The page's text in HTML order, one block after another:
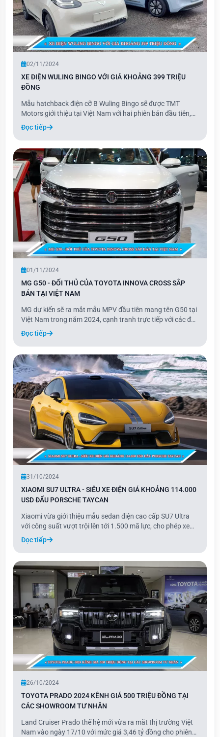
02/11/2024
XE ĐIỆN WULING BINGO VỚI GIÁ KHOẢNG 399 TRIỆU
ĐỒNG
Mẫu hatchback điện cỡ B Wuling Bingo sẽ được TMT
Motors giới thiệu tại Việt Nam với hai phiên bản đầu tiên,
gồm bản 333 km với pin 31,9 kWh và bản 410 km với pin
37,9 kWh, có giá lần lượt là 399 và 469 triệu đồng. Hai
phiên bản khác, với quãng đường 203 k
Đọc tiếp
01/11/2024
MG G50 - ĐỐI THỦ CỦA TOYOTA INNOVA CROSS SẮP
BÁN TẠI VIỆT NAM
MG dự kiến sẽ ra mắt mẫu MPV đầu tiên mang tên G50 tại
Việt Nam trong năm 2024, cạnh tranh trực tiếp với các đối
thủ như Toyota Innova và Hyundai Custin. Theo thông tin
từ VnExpress, nhà phân phối MG tại Việt Nam có kế hoạch
bán chính thức G50 trong giai
Đọc tiếp
31/10/2024
XIAOMI SU7 ULTRA - SIÊU XE ĐIỆN GIÁ KHOẢNG 114.000
USD ĐẤU PORSCHE TAYCAN
Xiaomi vừa giới thiệu mẫu sedan điện cao cấp SU7 Ultra
với công suất vượt trội lên tới 1.500 mã lực, cho phép xe
tăng tốc từ 0-100 km/h chỉ trong 2 giây. Đặc biệt, SU7 Ultra
có khả năng sạc nhanh từ 10-80% chỉ trong 11 phút, mang
lại sự tiện lợi vượt bậc
Đọc tiếp
26/10/2024
TOYOTA PRADO 2024 KÊNH GIÁ 500 TRIỆU ĐỒNG TẠI
CÁC SHOWROOM TƯ NHÂN
Land Cruiser Prado thế hệ mới vừa ra mắt thị trường Việt
Nam vào ngày 17/10 với mức giá 3,46 tỷ đồng cho phiên